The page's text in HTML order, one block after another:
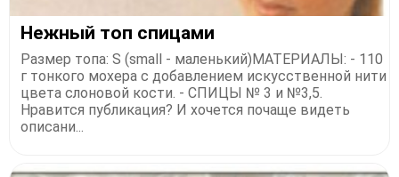
Нежный топ спицами
Размер топа: S (small - маленький)МАТЕРИАЛЫ: - 110
г тонкого мохера с добавлением искусственной нити
цвета слоновой кости. - СПИЦЫ № 3 и №3,5.
Нравится публикация? И хочется почаще видеть
описани...